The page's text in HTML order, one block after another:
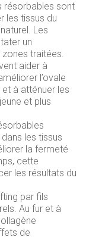
résorbables sont
les tissus du
Les
un
traitées.
aider à
l’ovale
à atténuer les
et plus
les tissus
la fermeté
cette
les résultats du
par fils
Au fur et à
de